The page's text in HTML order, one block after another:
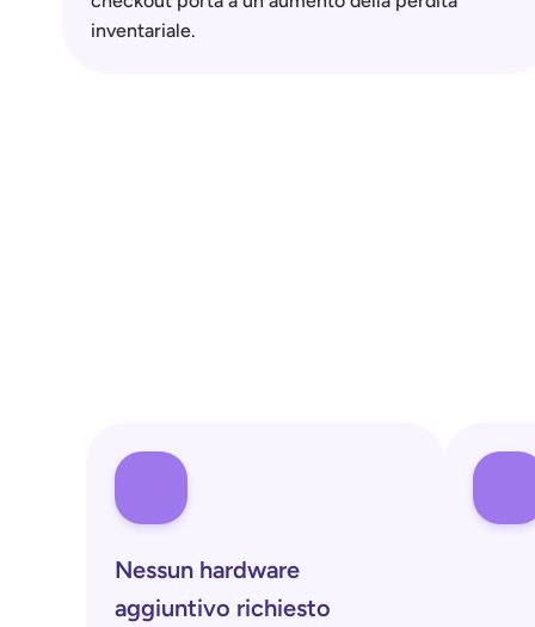
inventariale.
Nessun hardware
aggiuntivo richiesto